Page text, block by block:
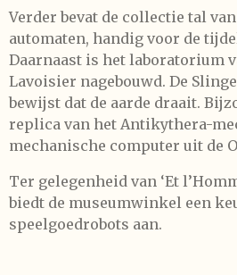
Verder bevat de collectie tal
automaten, handig voor de
Daarnaast is het laboratorium
Lavoisier nagebouwd. De
bewijst dat de aarde draait.
replica van het Antikythera-
mechanische computer uit de
Ter gelegenheid van ‘Et
biedt de museumwinkel een
speelgoedrobots aan.